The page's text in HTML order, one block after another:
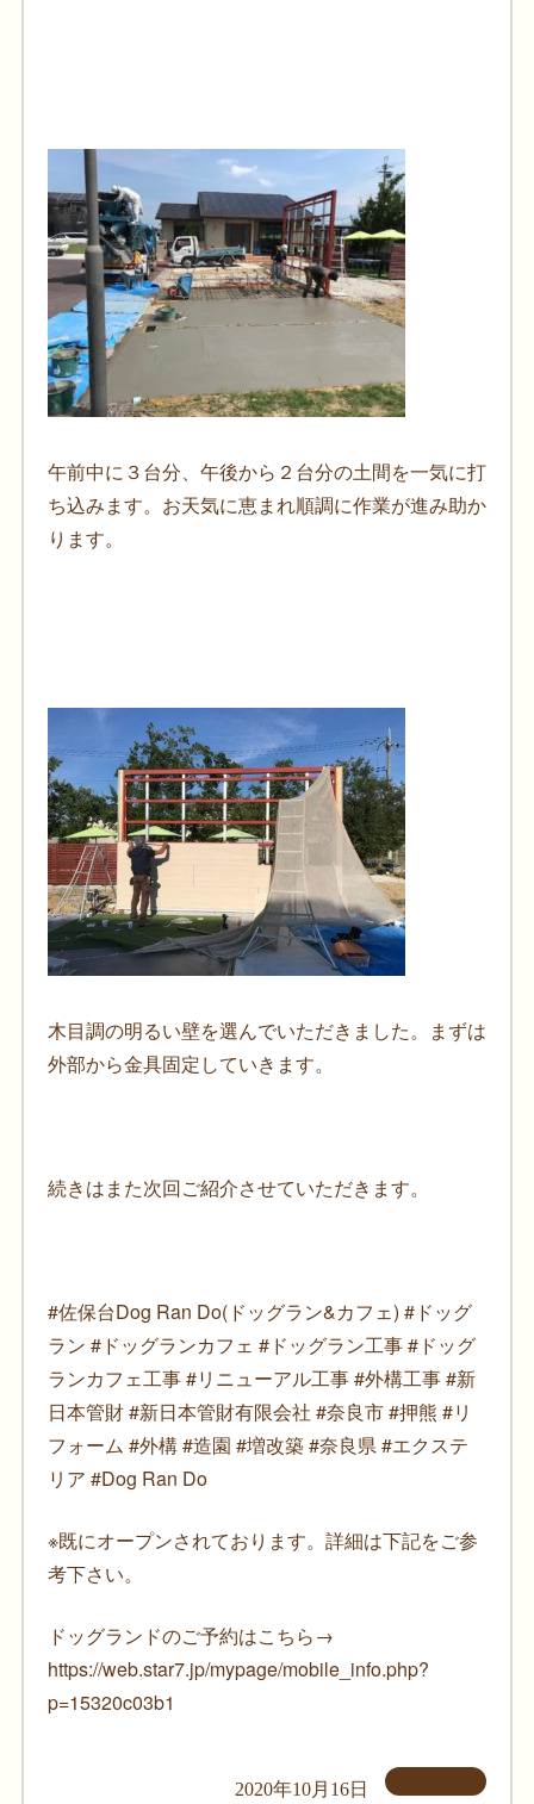
午前中に３台分、午後から２台分の土間を一気に打
ち込みます。お天気に恵まれ順調に作業が進み助か
ります。
木目調の明るい壁を選んでいただきました。まずは
外部から金具固定していきます。
続きはまた次回ご紹介させていただきます。
#佐保台Dog Ran Do(ドッグラン&カフェ) #ドッグ
ラン #ドッグランカフェ #ドッグラン工事 #ドッグ
ランカフェ工事 #リニューアル工事 #外構工事 #新
日本管財 #新日本管財有限会社 #奈良市 #押熊 #リ
フォーム #外構 #造園 #増改築 #奈良県 #エクステ
リア #Dog Ran Do
※既にオープンされております。詳細は下記をご参
考下さい。
ドッグランドのご予約はこちら→
https://web.star7.jp/mypage/mobile_info.php?
p=15320c03b1
2020年10月16日